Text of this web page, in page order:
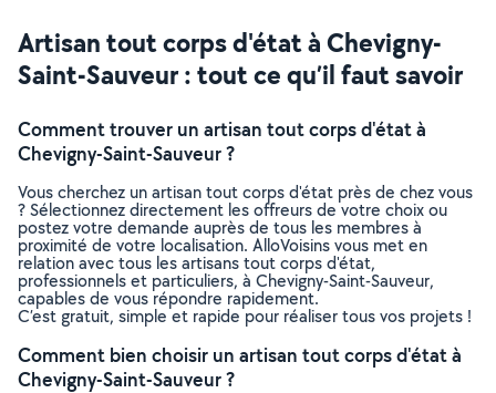
Artisan tout corps d'état à Chevigny-
Saint-Sauveur : tout ce qu’il faut savoir
Comment trouver un artisan tout corps d'état à
Chevigny-Saint-Sauveur ?
Vous cherchez un artisan tout corps d'état près de chez vous
? Sélectionnez directement les offreurs de votre choix ou
postez votre demande auprès de tous les membres à
proximité de votre localisation. AlloVoisins vous met en
relation avec tous les artisans tout corps d'état,
professionnels et particuliers, à Chevigny-Saint-Sauveur,
capables de vous répondre rapidement.
C’est gratuit, simple et rapide pour réaliser tous vos projets !
Comment bien choisir un artisan tout corps d'état à
Chevigny-Saint-Sauveur ?